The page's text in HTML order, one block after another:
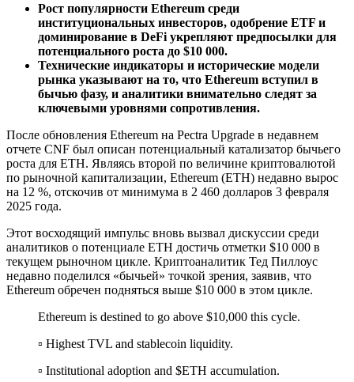
Рост популярности Ethereum среди
институциональных инвесторов, одобрение ETF и
доминирование в DeFi укрепляют предпосылки для
потенциального роста до $10 000.
Технические индикаторы и исторические модели
рынка указывают на то, что Ethereum вступил в
бычью фазу, и аналитики внимательно следят за
ключевыми уровнями сопротивления.
После обновления Ethereum на Pectra Upgrade в недавнем
отчете CNF был описан потенциальный катализатор бычьего
роста для ETH. Являясь второй по величине криптовалютой
по рыночной капитализации, Ethereum (ETH) недавно вырос
на 12 %, отскочив от минимума в 2 460 долларов 3 февраля
2025 года.
Этот восходящий импульс вновь вызвал дискуссии среди
аналитиков о потенциале ETH достичь отметки $10 000 в
текущем рыночном цикле. Криптоаналитик Тед Пиллоус
недавно поделился «бычьей» точкой зрения, заявив, что
Ethereum обречен подняться выше $10 000 в этом цикле.
Ethereum is destined to go above $10,000 this cycle.
▫️ Highest TVL and stablecoin liquidity.
▫️ Institutional adoption and $ETH accumulation.